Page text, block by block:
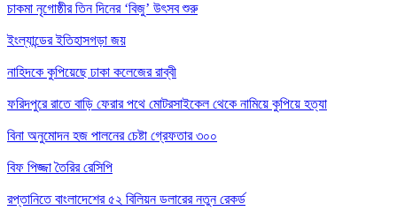
চাকমা নৃগোষ্ঠীর তিন দিনের ‘বিজু’ উৎসব শুরু
ইংল্যান্ডের ইতিহাসগড়া জয়
নাহিদকে কুপিয়েছে ঢাকা কলেজের রাব্বী
ফরিদপুরে রাতে বাড়ি ফেরার পথে মোটরসাইকেল থেকে নামিয়ে কুপিয়ে হত্যা
বিনা অনুমোদন হজ পালনের চেষ্টা গ্রেফতার ৩০০
বিফ পিজ্জা তৈরির রেসিপি
রপ্তানিতে বাংলাদেশের ৫২ বিলিয়ন ডলারের নতুন রেকর্ড